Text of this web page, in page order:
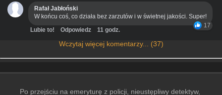
Rafał Jabłoński
W końcu coś, co działa bez zarzutów i w świetnej jakości. Super!
17
Lubie to! Odpowiedz 11 godz.
Wczytaj więcej komentarzy... (37)
Po przejściu na emeryturę z policji, nieustępliwy detektyw,